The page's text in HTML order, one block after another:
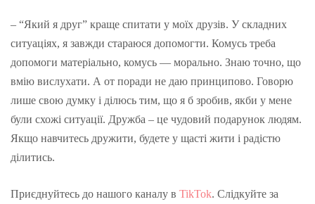
– “Який я друг” краще спитати у моїх друзів. У складних
ситуаціях, я завжди стараюся допомогти. Комусь треба
допомоги матеріально, комусь — морально. Знаю точно, що
вмію вислухати. А от поради не даю принципово. Говорю
лише свою думку і ділюсь тим, що я б зробив, якби у мене
були схожі ситуації. Дружба – це чудовий подарунок людям.
Якщо навчитесь дружити, будете у щасті жити і радістю
ділитись.
Приєднуйтесь до нашого каналу в TikTok. Слідкуйте за